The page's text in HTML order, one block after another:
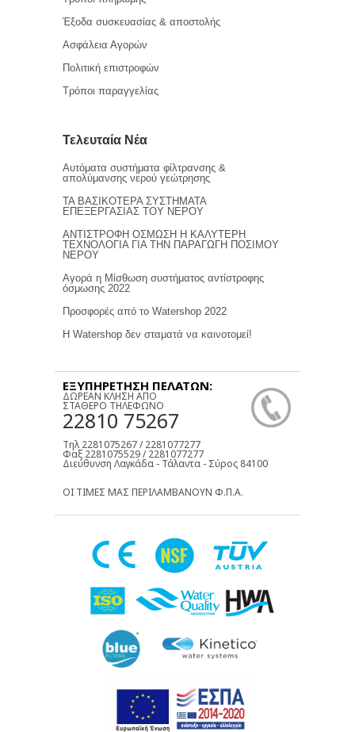
Έξοδα συσκευασίας & αποστολής
Ασφάλεια Αγορών
Πολιτική επιστροφών
Τρόποι παραγγελίας
Τελευταία Νέα
Αυτόματα συστήματα φίλτρανσης &
απολύμανσης νερού γεώτρησης
ΤΑ ΒΑΣΙΚΟΤΕΡΑ ΣΥΣΤΗΜΑΤΑ
ΕΠΕΞΕΡΓΑΣΙΑΣ ΤΟΥ ΝΕΡΟΥ
ΑΝΤΙΣΤΡΟΦΗ ΟΣΜΩΣΗ Η ΚΑΛΥΤΕΡΗ
ΤΕΧΝΟΛΟΓΙΑ ΓΙΑ ΤΗΝ ΠΑΡΑΓΩΓΗ ΠΟΣΙΜΟΥ
ΝΕΡΟΥ
Αγορά η Μίσθωση συστήματος αντίστροφης
όσμωσης 2022
Προσφορές από το Watershop 2022
Η Watershop δεν σταματά να καινοτομεί!
ΕΞΥΠΗΡΕΤΗΣΗ ΠΕΛΑΤΩΝ:
ΔΩΡΕΑΝ ΚΛΗΣΗ ΑΠΟ
ΣΤΑΘΕΡΟ ΤΗΛΕΦΩΝΟ
22810 75267
Τηλ 2281075267 / 2281077277
Φαξ 2281075529 / 2281077277
Διεύθυνση Λαγκάδα - Τάλαντα - Σύρος 84100
ΟΙ ΤΙΜΕΣ ΜΑΣ ΠΕΡΙΛΑΜΒΑΝΟΥΝ Φ.Π.Α.